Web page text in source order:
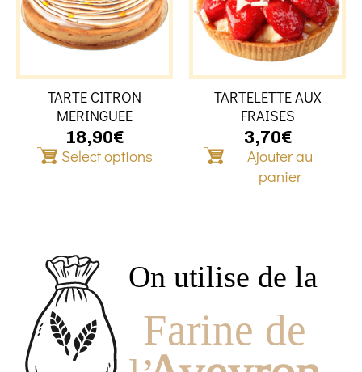
TARTE CITRON
MERINGUEE
18,90€
Select options
variations.
Les
être
page
TARTELETTE AUX
FRAISES
3,70€
Ajouter au
panier